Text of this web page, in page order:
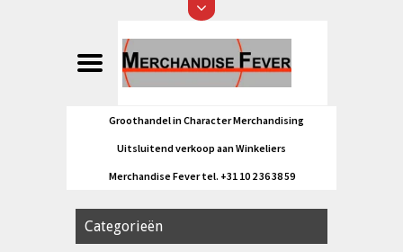
Groothandel in Character Merchandising
Uitsluitend verkoop aan Winkeliers
Merchandise Fever tel. +31 10 2 36 38 59
Categorieën